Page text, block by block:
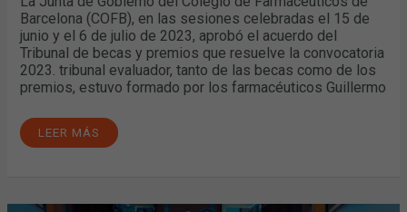
Barcelona (COFB), en las sesiones celebradas el 15 de
junio y el 6 de julio de 2023, aprobó el acuerdo del
Tribunal de becas y premios que resuelve la convocatoria
2023. tribunal evaluador, tanto de las becas como de los
premios, estuvo formado por los farmacéuticos Guillermo
LEER MÁS